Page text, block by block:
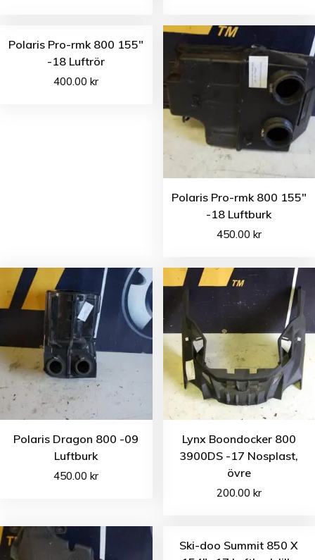
Polaris Pro-rmk 800 155″
-18 Luftrör
400.00kr
Polaris Pro-rmk 800 155″
-18 Luftburk
450.00 kr
Polaris Dragon 800 -09
Luftburk
450.00kr
Lynx Boondocker 800
3900DS -17 Nosplast,
övre
200.00 kr
Ski-doo Summit 850 X